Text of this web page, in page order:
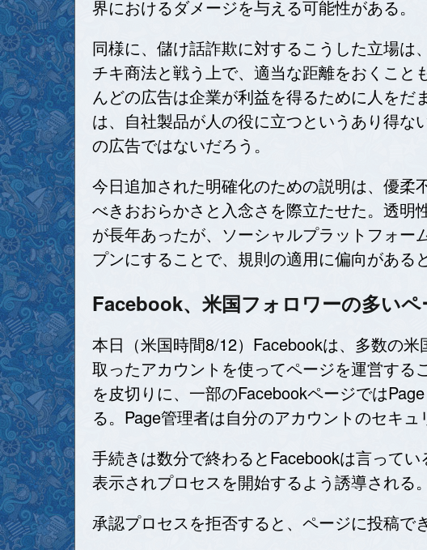
界におけるダメージを与える可能性がある。
同様に、儲け話詐欺に対するこうした立場
チキ商法と戦う上で、適当な距離をおくこと
んどの広告は企業が利益を得るために人を
は、自社製品が人の役に立つというあり得
の広告ではないだろう。
今日追加された明確化のための説明は、優柔
べきおおらかさと入念さを際立たせた。透
が長年あったが、ソーシャルプラットフォ
プンにすることで、規則の適用に偏向がある
Facebook、米国フォロワーの多い
本日（米国時間8/12）Facebookは、多数の
取ったアカウントを使ってページを運営する
を皮切りに、一部のFacebookページでは
る。Page管理者は自分のアカウントのセキ
手続きは数分で終わるとFacebookは言って
表示されプロセスを開始するよう誘導される。
承認プロセスを拒否すると、ページに投稿で